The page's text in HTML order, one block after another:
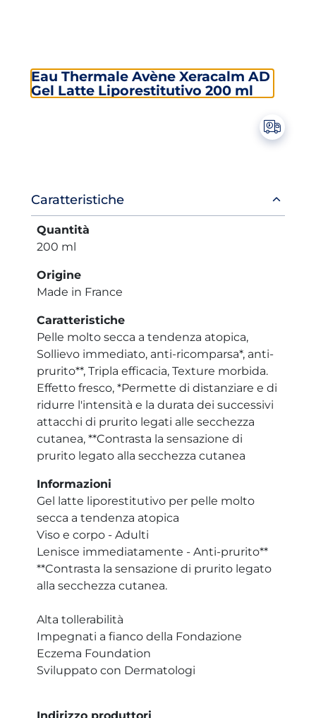
Eau Thermale Avène Xeracalm AD
Gel Latte Liporestitutivo 200 ml
Informazioni
prodotto
Caratteristiche
Quantità
200 ml
Origine
Made in France
Caratteristiche
Pelle molto secca a tendenza atopica,
Sollievo immediato, anti-ricomparsa*, anti-
prurito**, Tripla efficacia, Texture morbida.
Effetto fresco, *Permette di distanziare e di
ridurre l'intensità e la durata dei successivi
attacchi di prurito legati alle secchezza
cutanea, **Contrasta la sensazione di
prurito legato alla secchezza cutanea
Informazioni
Gel latte liporestitutivo per pelle molto
secca a tendenza atopica
Viso e corpo - Adulti
Lenisce immediatamente - Anti-prurito**
**Contrasta la sensazione di prurito legato
alla secchezza cutanea.
Alta tollerabilità
Impegnati a fianco della Fondazione
Eczema Foundation
Sviluppato con Dermatologi